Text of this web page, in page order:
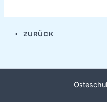
ZURÜCK